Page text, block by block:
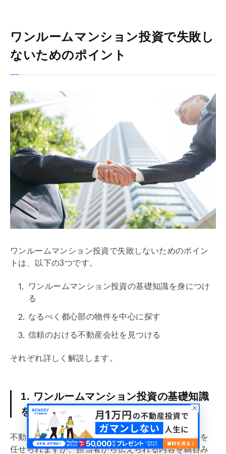
ワンルームマンション投資で失敗し
ないためのポイント
ワンルームマンション投資で失敗しないためのポイン
トは、以下の3つです。
ワンルームマンション投資の基礎知識を身につけ
る
なるべく都心部の物件を中心に探す
信頼のおける不動産会社を見つける
それぞれ詳しく解説します。
1. ワンルームマンション投資の基礎知識
を身につける
不動産投資会社に依頼すれば物件選定から管理までを
任せられますが、担当者から伝えられる内容を鵜呑み